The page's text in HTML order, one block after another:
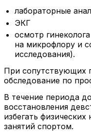
лабораторные
ЭКГ
осмотр
на микрофлору и
исследования).
При сопутствующих
обследование по
В течение периода
восстановления
избегать физических
занятий спортом.